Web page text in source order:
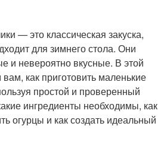
— это классическая закуска,
для зимнего стола. Они
и невероятно вкусные. В этой
как приготовить маленькие
простой и проверенный
ингредиенты необходимы, как
огурцы и как создать идеальный